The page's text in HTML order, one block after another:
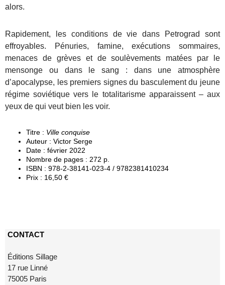
alors.
Rapidement, les conditions de vie dans Petrograd sont
effroyables. Pénuries, famine, exécutions sommaires,
menaces de grèves et de soulèvements matées par le
mensonge ou dans le sang : dans une atmosphère
d’apocalypse, les premiers signes du basculement du jeune
régime soviétique vers le totalitarisme apparaissent – aux
yeux de qui veut bien les voir.
Titre : Ville conquise
Auteur : Victor Serge
Date : février 2022
Nombre de pages : 272 p.
ISBN : 978-2-38141-023-4 / 9782381410234
Prix : 16,50 €
CONTACT
Éditions Sillage
17 rue Linné
75005 Paris